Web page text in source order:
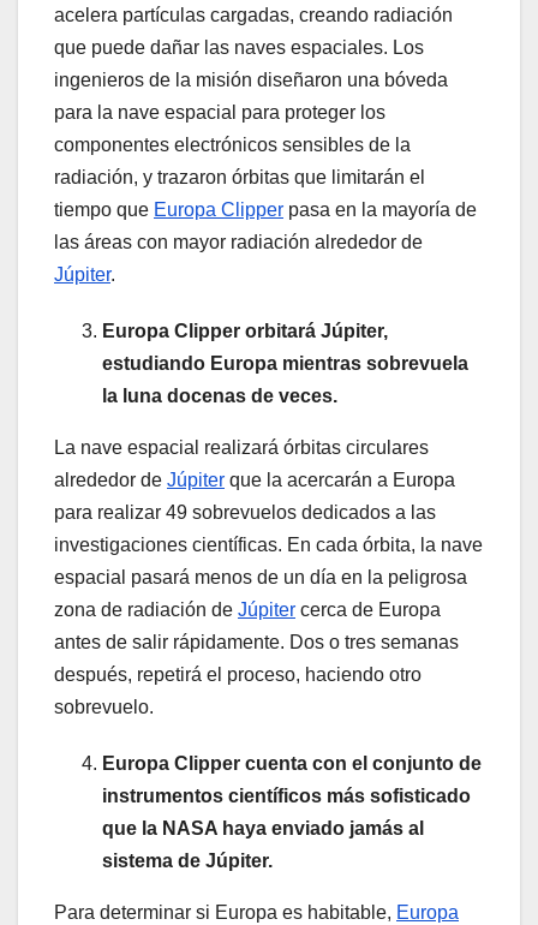
acelera partículas cargadas, creando radiación
que puede dañar las naves espaciales. Los
ingenieros de la misión diseñaron una bóveda
para la nave espacial para proteger los
componentes electrónicos sensibles de la
radiación, y trazaron órbitas que limitarán el
tiempo que Europa Clipper pasa en la mayoría de
las áreas con mayor radiación alrededor de
Júpiter.
Europa Clipper orbitará Júpiter,
estudiando Europa mientras sobrevuela
la luna docenas de veces.
La nave espacial realizará órbitas circulares
alrededor de Júpiter que la acercarán a Europa
para realizar 49 sobrevuelos dedicados a las
investigaciones científicas. En cada órbita, la nave
espacial pasará menos de un día en la peligrosa
zona de radiación de Júpiter cerca de Europa
antes de salir rápidamente. Dos o tres semanas
después, repetirá el proceso, haciendo otro
sobrevuelo.
Europa Clipper cuenta con el conjunto de
instrumentos científicos más sofisticado
que la NASA haya enviado jamás al
sistema de Júpiter.
Para determinar si Europa es habitable, Europa